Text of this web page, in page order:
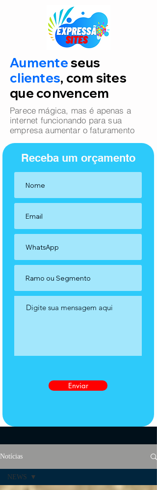
Aumenteseus
clientes, com sites
que convencem
Parece mágica, mas é apenas a
internet funcionando para sua
empresa aumentar o faturamento
Receba um orçamento
Enviar
Notícias
NEWS